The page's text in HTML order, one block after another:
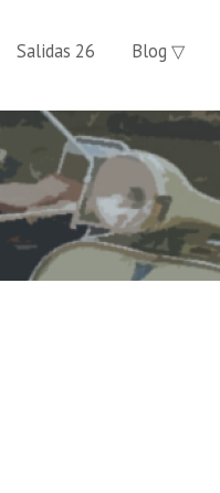
Salidas 26 Blog ▽